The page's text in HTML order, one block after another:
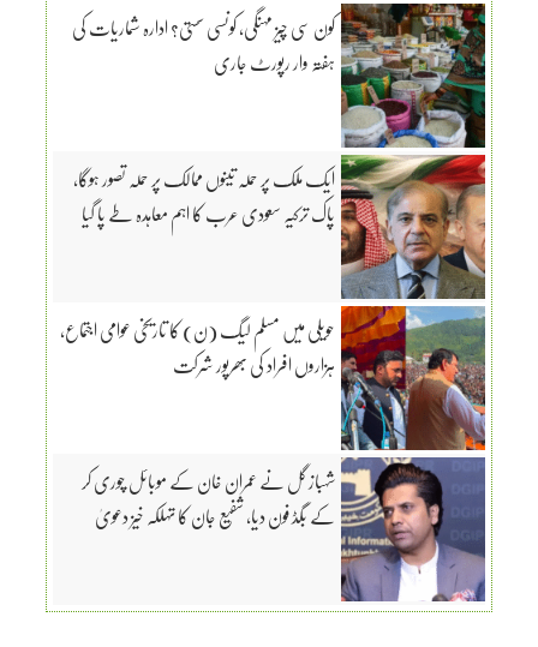
کون سی چیز مہنگی، کونسی سستی؟ ادارہ شماریات کی
ہفتہ وار رپورٹ جاری
ایک ملک پر حملہ تینوں ممالک پر حملہ تصور ہوگا،
پاک ترکیہ سعودی عرب کا اہم معاہدہ طے پا گیا
حویلی میں مسلم لیگ (ن) کا تاریخی عوامی اجتماع،
ہزاروں افراد کی بھرپور شرکت
شہباز گل نے عمران خان کے موبائل چوری کر
کے بگڈ فون دیا، شفیع جان کا تہلکہ خیز دعویٰ